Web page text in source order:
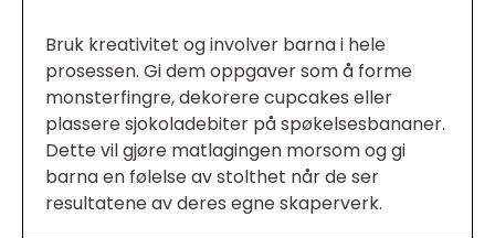
Bruk kreativitet og involver barna i hele
prosessen. Gi dem oppgaver som å forme
monsterfingre, dekorere cupcakes eller
plassere sjokoladebiter på spøkelsesbananer.
Dette vil gjøre matlagingen morsom og gi
barna en følelse av stolthet når de ser
resultatene av deres egne skaperverk.